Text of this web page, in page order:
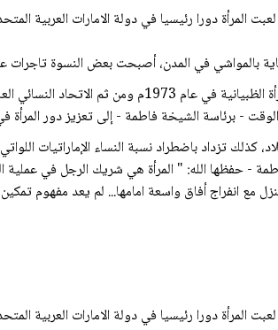
المرأة دورا رئيسيا في دولة الامارات العربية
بالمواشي في المدن، أصبحت بعض النسوة تاجرات
- برئاسة الشيخة فاطمة - إلى تعزيز دور
كذلك تزداد باضطراد نسبة النساء الإماراتيات
- حفظها الله: " المرأة هي شريك الرجل في عملية
مع انفراج أفاق واسعة امامها... لم يعد مفهوم
المرأة دورا رئيسيا في دولة الامارات العربية